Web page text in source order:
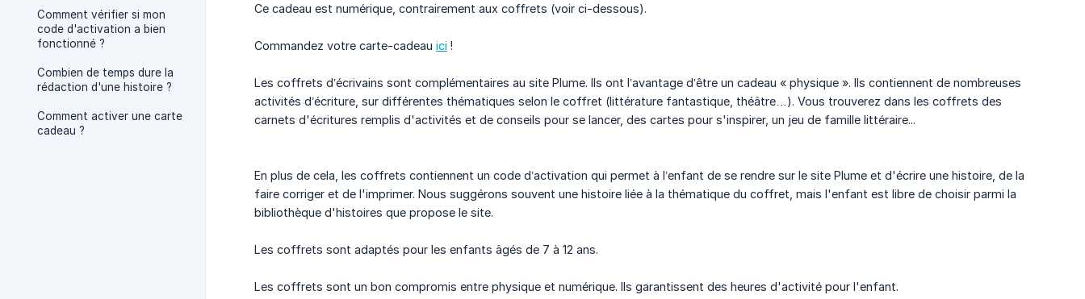
Comment vérifier si mon
code d'activation a bien
fonctionné ?
Combien de temps dure la
rédaction d'une histoire ?
Comment activer une carte
cadeau ?
Ce cadeau est numérique, contrairement aux coffrets (voir ci-dessous).
Commandez votre carte-cadeau ici !
Les coffrets d’écrivains sont complémentaires au site Plume. Ils ont l’avantage d’être un cadeau « physique ». Ils contiennent de nombreuses
activités d’écriture, sur différentes thématiques selon le coffret (littérature fantastique, théâtre…). Vous trouverez dans les coffrets des
carnets d'écritures remplis d'activités et de conseils pour se lancer, des cartes pour s'inspirer, un jeu de famille littéraire...
En plus de cela, les coffrets contiennent un code d’activation qui permet à l’enfant de se rendre sur le site Plume et d'écrire une histoire, de la
faire corriger et de l'imprimer. Nous suggérons souvent une histoire liée à la thématique du coffret, mais l'enfant est libre de choisir parmi la
bibliothèque d'histoires que propose le site.
Les coffrets sont adaptés pour les enfants âgés de 7 à 12 ans.
Les coffrets sont un bon compromis entre physique et numérique. Ils garantissent des heures d'activité pour l'enfant.